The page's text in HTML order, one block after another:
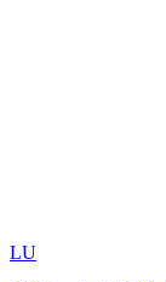
LU